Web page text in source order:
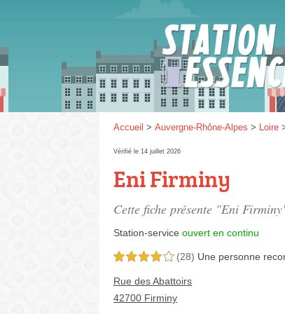
Accueil > Auvergne-Rhône-Alpes > Loire
Vérifié le 14 juillet 2026
Eni Firminy
Cette fiche présente "Eni
Station-service ouvert en continu
4,0 étoiles sur 5 (28) Une personne
Rue des Abattoirs
42700 Firminy